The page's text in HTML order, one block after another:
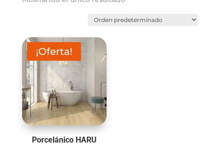
¡Oferta!
Porcelánico HARU